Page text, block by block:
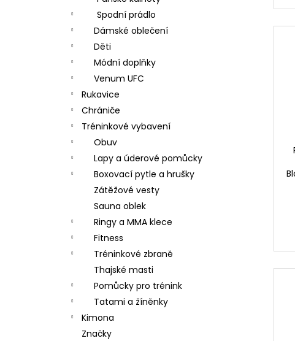
Spodní prádlo
Dámské oblečení
Děti
Módní doplňky
Venum UFC
Rukavice
Chrániče
Tréninkové vybavení
Obuv
Lapy a úderové pomůcky
Boxovací pytle a hrušky
Zátěžové vesty
Sauna oblek
Ringy a MMA klece
Fitness
Tréninkové zbraně
Thajské masti
Pomůcky pro trénink
Tatami a žíněnky
Kimona
Značky